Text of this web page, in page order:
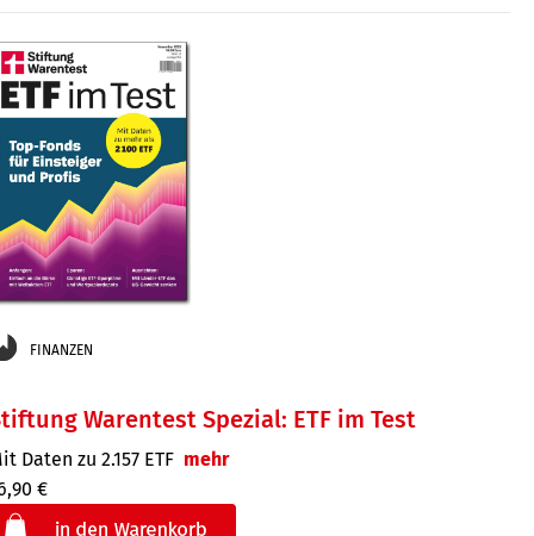
FINANZEN
Warentest Spezial: ETF im Test
Daten zu 2.157 ETF mehr
€